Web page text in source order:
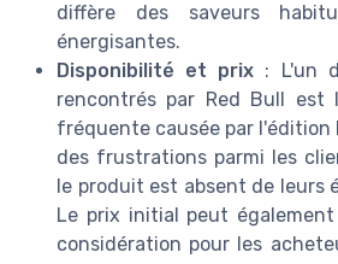
diffère des saveurs
énergisantes.
Disponibilité et prix : L'un
rencontrés par Red Bull est
fréquente causée par l'édition
des frustrations parmi les
le produit est absent de leurs
Le prix initial peut
considération pour les